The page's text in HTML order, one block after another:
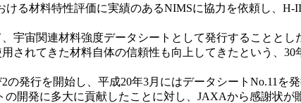
る材料特性評価に実績のあるNIMSに協力を依頼し、
宙関連材料強度データシートとして発行することとし
れてきた材料自体の信頼性も向上してきたという、
行を開始し、平成20年3月にはデータシートNo.11を発
開発に多大に貢献したことに対し、JAXAから感謝状が